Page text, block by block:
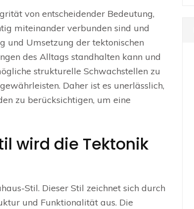
von entscheidender Bedeutung,
miteinander verbunden sind und
und Umsetzung der tektonischen
des Alltags standhalten kann und
strukturelle Schwachstellen zu
Daher ist es unerlässlich,
zu berücksichtigen, um eine
wird die Tektonik
Stil. Dieser Stil zeichnet sich durch
und Funktionalität aus. Die